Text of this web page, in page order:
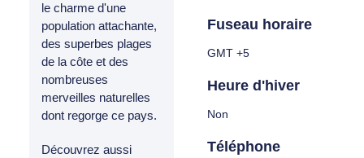
le charme d'une
population attachante,
des superbes plages
de la côte et des
nombreuses
merveilles naturelles
dont regorge ce pays.
Découvrez aussi
Fuseau horaire
GMT +5
Heure d'hiver
Non
Téléphone